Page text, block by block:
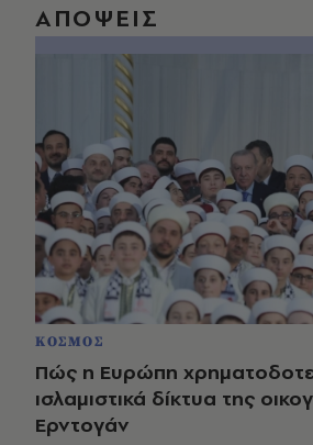
ΑΠΟΨΕΙΣ
ΚΟΣΜΟΣ
Πώς η Ευρώπη
ισλαμιστικά δίκτυα της
Ερντογάν